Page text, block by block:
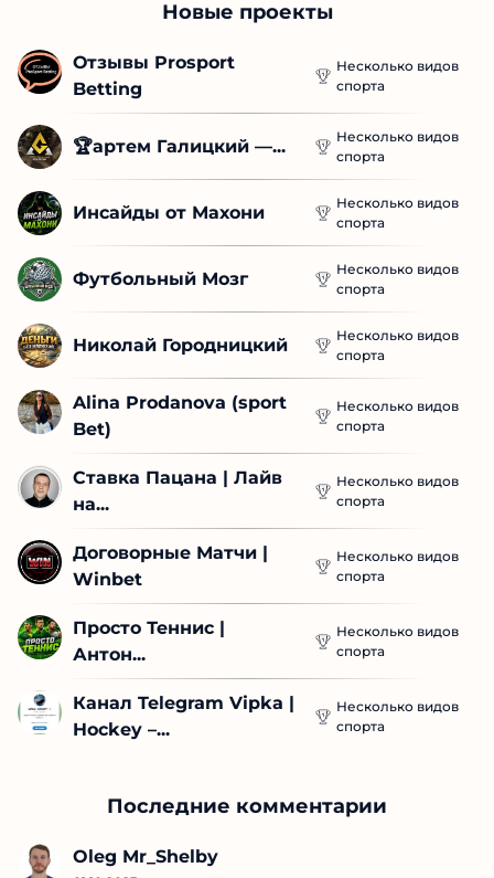
Новые проекты
Отзывы Prosport
Betting
Несколько видов
спорта
🏆артем Галицкий —...
Несколько видов
спорта
Инсайды от Махони
Несколько видов
спорта
Футбольный Мозг
Несколько видов
спорта
Николай Городницкий
Несколько видов
спорта
Alina Prodanova (sport
Bet)
Несколько видов
спорта
Ставка Пацана | Лайв
на...
Несколько видов
спорта
Договорные Матчи |
Winbet
Несколько видов
спорта
Просто Теннис |
Антон...
Несколько видов
спорта
Канал Telegram Vipka
| Hockey –...
Несколько видов
спорта
Последние комментарии
Oleg Mr_Shelby